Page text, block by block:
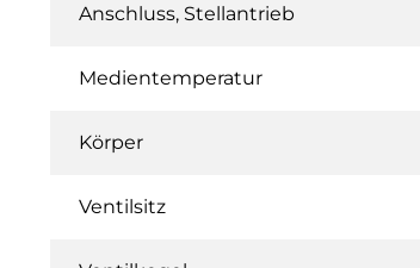
Anschluss, Stellantrieb
Medientemperatur
Körper
Ventilsitz